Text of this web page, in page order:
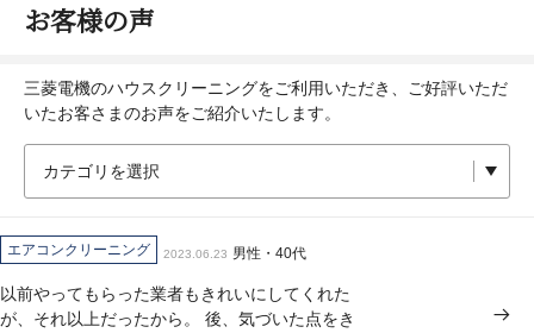
お客様の声
三菱電機のハウスクリーニングをご利用いただき、ご好評いただ
いたお客さまのお声をご紹介いたします。
エアコンクリーニング 2023.06.23 男性・40代
以前やってもらった業者もきれいにしてくれた
が、それ以上だったから。 後、気づいた点をき